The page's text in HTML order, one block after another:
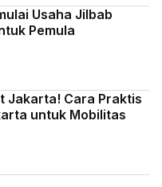
Usaha Jilbab
Pemula
Jakarta! Cara Praktis
untuk Mobilitas